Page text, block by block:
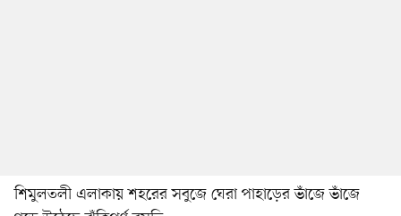
শিমুলতলী এলাকায় শহরের সবুজে ঘেরা পাহাড়ের ভাঁজে ভাঁজে